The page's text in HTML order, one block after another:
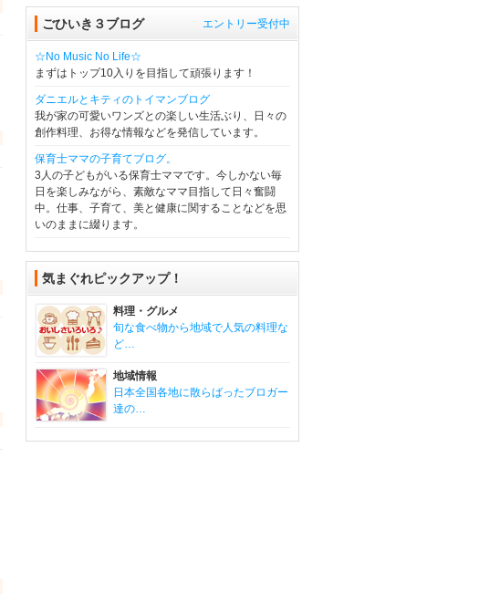
エントリー受付中
ごひいき３ブログ
☆No Music No Life☆
まずはトップ10入りを目指して頑張ります！
ダニエルとキティのトイマンブログ
我が家の可愛いワンズとの楽しい生活ぶり、日々の
創作料理、お得な情報などを発信しています。
保育士ママの子育てブログ。
3人の子どもがいる保育士ママです。今しかない毎
日を楽しみながら、素敵なママ目指して日々奮闘
中。仕事、子育て、美と健康に関することなどを思
いのままに綴ります。
気まぐれピックアップ！
料理・グルメ
旬な食べ物から地域で人気の料理な
ど…
地域情報
日本全国各地に散らばったブロガー
達の…